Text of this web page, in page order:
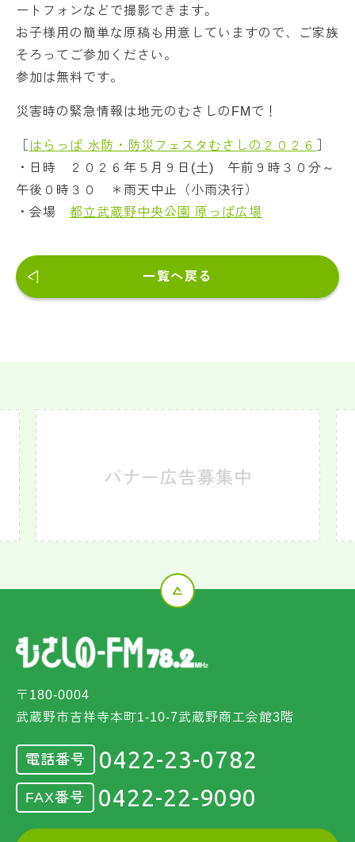
ートフォンなどで撮影できます。
お子様用の簡単な原稿も用意していますので、ご家族
そろってご参加ください。
参加は無料です。
災害時の緊急情報は地元のむさしのFMで！
はらっぱ 水防・防災フェスタむさしの２０２６
・日時 ２０２６年５月９日(土) 午前９時３０分～
午後０時３０ ＊雨天中止（小雨決行）
・会場 都立武蔵野中央公園 原っぱ広場
一覧へ戻る
〒180-0004
武蔵野市吉祥寺本町1-10-7武蔵野商工会館3階
電話番号 0422-23-0782
FAX番号 0422-22-9090